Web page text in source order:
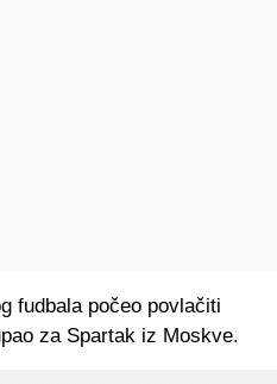
fudbala počeo povlačiti
za Spartak iz Moskve.